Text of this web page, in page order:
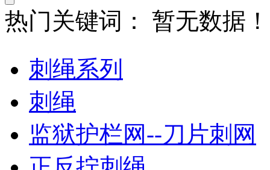
热门关键词：
暂无数据！
刺绳系列
刺绳
监狱护栏网--刀片刺网